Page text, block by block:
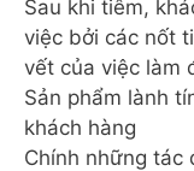
Sau khi tiêm,
việc bởi các nốt
vết của việc làm
Sản phẩm lành
khách hàng
Chính những tác